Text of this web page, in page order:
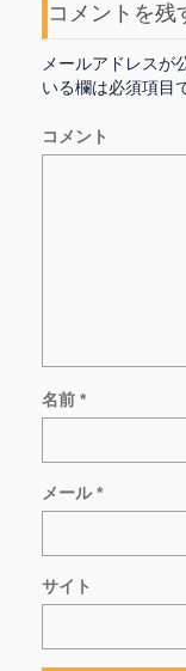
コメントを残
メールアドレスが
いる欄は必須項目
コメント
名前 *
メール*
サイト